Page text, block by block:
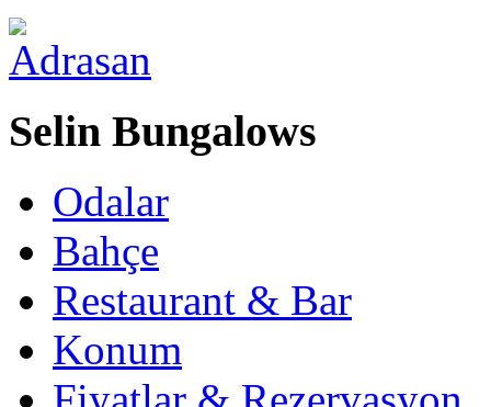
Selin Bungalows
Odalar
Bahçe
Restaurant & Bar
Konum